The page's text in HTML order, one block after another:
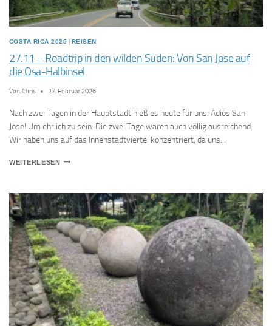
COSTA RICA 2025 | REISEN
27.11 – Roadtrip in den wilden Süden: Von San Jose auf
die Osa-Halbinsel
Von Chris 27. Februar 2026
Nach zwei Tagen in der Hauptstadt hieß es heute für uns: Adiós San
Jose! Um ehrlich zu sein: Die zwei Tage waren auch völlig ausreichend.
Wir haben uns auf das Innenstadtviertel konzentriert, da uns...
WEITERLESEN27.11
IN
DEN
WILDEN
SÜDEN:
VON
SAN
JOSE
AUF
DIE
OSA-